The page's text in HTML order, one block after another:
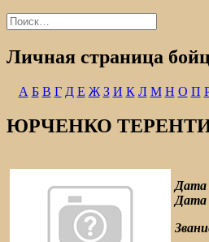
Найти:
Личная страница
А Б В Г Д Е Ж З И К Л М Н О П
ЮРЧЕНКО
Дата
Дата